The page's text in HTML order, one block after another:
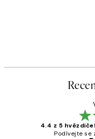
4.4 z 5
Podívejte se